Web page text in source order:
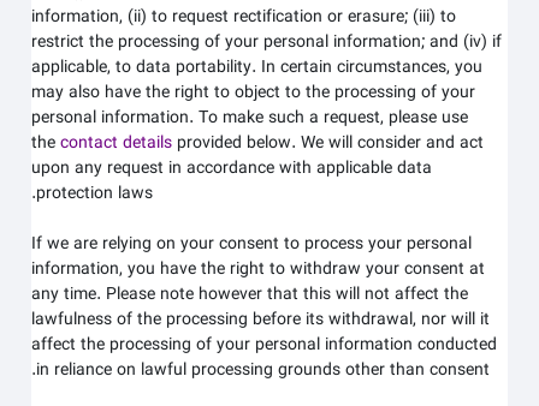
information, (ii) to request rectification or erasure; (iii) to
restrict the processing of your personal information; and (iv) if
applicable, to data portability. In certain circumstances, you
may also have the right to object to the processing of your
personal information. To make such a request, please use
thecontact detailsprovided below. We will consider and act
upon any request in accordance with applicable data
protection laws.
If we are relying on your consent to process your personal
information, you have the right to withdraw your consent at
any time. Please note however that this will not affect the
lawfulness of the processing before its withdrawal, nor will it
affect the processing of your personal information conducted
in reliance on lawful processing grounds other than consent.